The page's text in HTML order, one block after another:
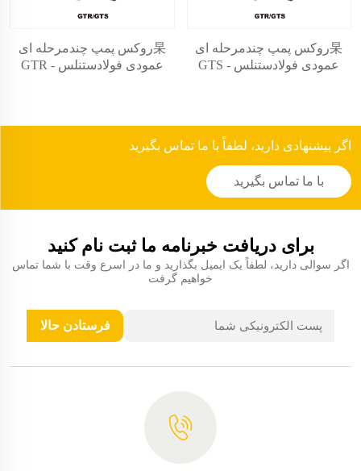
杲روکس پمپ چندمرحله ای
عمودی فولادستنلس - GTR
杲روکس پمپ چندمرحله ای
عمودی فولادستنلس - GTS
اگر پیشنهادی دارید، لطفاً با ما تماس بگیرید
با ما تماس بگیرید
برای دریافت خبرنامه ما ثبت نام کنید
اگر سوالی دارید، لطفاً یک ایمیل بگذارید و ما در اسرع وقت با شما تماس
خواهیم گرفت
فرستادن حالا